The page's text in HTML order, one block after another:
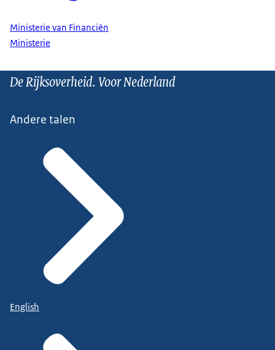
Ministerie van Financiën
Ministerie
De Rijksoverheid. Voor Nederland
Andere talen
English